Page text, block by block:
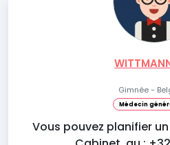
Gimnée -
Médecin
Vous pouvez planifier